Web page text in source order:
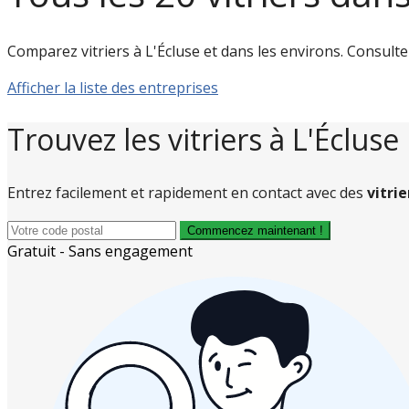
Comparez vitriers à L'Écluse et dans les environs.
Afficher la liste des entreprises
Trouvez les vitriers à L'Écluse
Entrez facilement et rapidement en contact avec des
Commencez maintenant !
Gratuit - Sans engagement